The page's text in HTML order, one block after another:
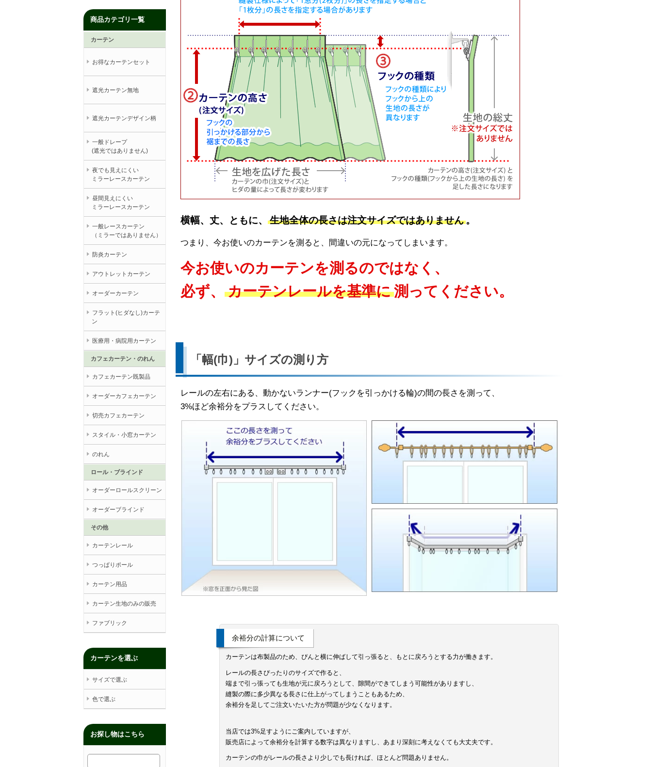
商品カテゴリ一覧
カーテン
お得なカーテンセット
遮光カーテン無地
遮光カーテンデザイン柄
一般ドレープ
(遮光ではありません)
夜でも見えにくい
ミラーレースカーテン
昼間見えにくい
ミラーレースカーテン
一般レースカーテン
（ミラーではありません）
防炎カーテン
アウトレットカーテン
オーダーカーテン
フラット(ヒダなし)カーテ
ン
医療用・病院用カーテン
カフェカーテン・のれん
カフェカーテン既製品
オーダーカフェカーテン
切売カフェカーテン
スタイル・小窓カーテン
のれん
ロール・ブラインド
オーダーロールスクリーン
オーダーブラインド
その他
カーテンレール
つっぱりポール
カーテン用品
カーテン生地のみの販売
ファブリック
カーテンを選ぶ
サイズで選ぶ
色で選ぶ
お探し物はこちら
横幅、丈、ともに、 生地全体の長さは注文サイズではありません 。
つまり、今お使いのカーテンを測ると、間違いの元になってしまいます。
今お使いのカーテンを測るのではなく、
必ず、
カーテンレールを基準に測ってください。
「幅(巾)」サイズの測り方
レールの左右にある、動かないランナー(フックを引っかける輪)の間の長さを測って、
3%ほど余裕分をプラスしてください。
余裕分の計算について
カーテンは布製品のため、ぴんと横に伸ばして引っ張ると、もとに戻ろうとする力が働きます。
レールの長さぴったりのサイズで作ると、
端まで引っ張っても生地が元に戻ろうとして、隙間ができてしまう可能性がありますし、
縫製の際に多少異なる長さに仕上がってしまうこともあるため、
余裕分を足してご注文いたいた方が問題が少なくなります。
当店では3%足すようにご案内していますが、
販売店によって余裕分を計算する数字は異なりますし、あまり深刻に考えなくても大丈夫です。
カーテンの巾がレールの長さより少しでも長ければ、ほとんど問題ありません。